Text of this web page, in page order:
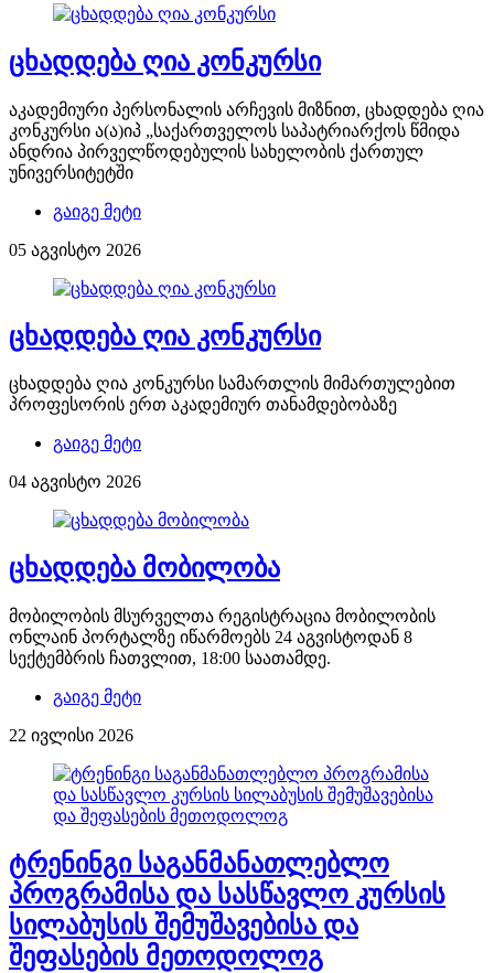
ცხადდება ღია კონკურსი
აკადემიური პერსონალის არჩევის მიზნით, ცხადდება ღია
კონკურსი ა(ა)იპ „საქართველოს საპატრიარქოს წმიდა
ანდრია პირველწოდებულის სახელობის ქართულ
უნივერსიტეტში
გაიგე მეტი
05 აგვისტო 2026
ცხადდება ღია კონკურსი
ცხადდება ღია კონკურსი სამართლის მიმართულებით
პროფესორის ერთ აკადემიურ თანამდებობაზე
გაიგე მეტი
04 აგვისტო 2026
ცხადდება მობილობა
მობილობის მსურველთა რეგისტრაცია მობილობის
ონლაინ პორტალზე იწარმოებს 24 აგვისტოდან 8
სექტემბრის ჩათვლით, 18:00 საათამდე.
გაიგე მეტი
22 ივლისი 2026
ტრენინგი საგანმანათლებლო
პროგრამისა და სასწავლო კურსის
სილაბუსის შემუშავებისა და
შეფასების მეთოდოლოგ